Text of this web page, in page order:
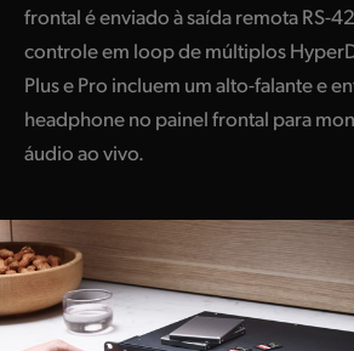
frontal é enviado à saída remota RS-
controle em loop de múltiplos
Plus e Pro incluem um alto-falante e
headphone no painel frontal para
áudio ao vivo.